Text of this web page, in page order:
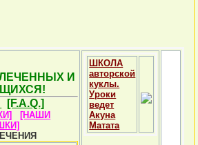
И
[F.A.Q.]
[НАШИ
ШКОЛА
авторской
куклы.
Уроки
ведет
Акуна
Матата